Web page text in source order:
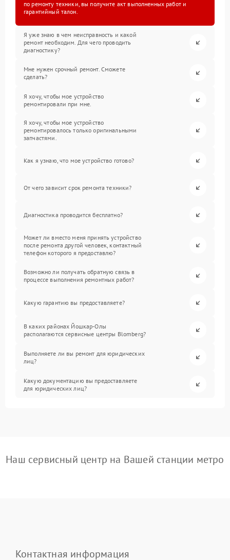
по ремонту техники, вы получите акт выполненных работ и
гарантийный талон.
Я уже знаю в чем неисправность и какой
ремонт необходим. Для чего проводить
диагностику?
Мне нужен срочный ремонт. Сможете
сделать?
Я хочу, чтобы мое устройство
ремонтировали при мне.
Я хочу, чтобы мое устройство
ремонтировалось только оригинальными
запчастями.
Как я узнаю, что мое устройство готово?
От чего зависит срок ремонта техники?
Диагностика проводится бесплатно?
Может ли вместо меня принять устройство
после ремонта другой человек, контактный
телефон которого я предоставлю?
Возможно ли получать обратную связь в
процессе выполнения ремонтных работ?
Какую гарантию вы предоставляете?
В каких районах Йошкар-Олы
располагаются сервисные центры Blomberg?
Выполняете ли вы ремонт для юридических
лиц?
Какую документацию вы предоставляете
для юридических лиц?
Наш сервисный центр на Вашей станции метро
Контактная информация